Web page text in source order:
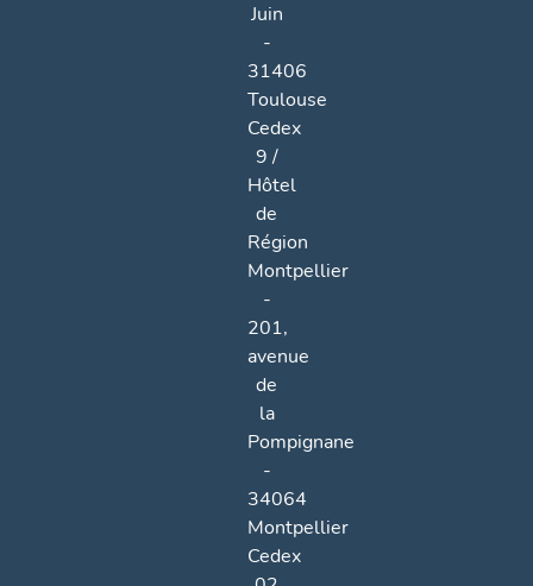
Juin
-
31406
Toulouse
Cedex
9 /
Hôtel
de
Région
Montpellier
-
201,
avenue
de
la
Pompignane
-
34064
Montpellier
Cedex